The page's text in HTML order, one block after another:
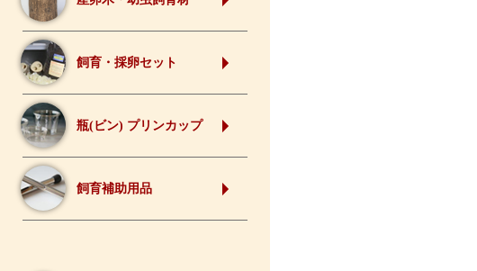
飼育・採卵セット
瓶(ビン) プリンカップ
飼育補助用品